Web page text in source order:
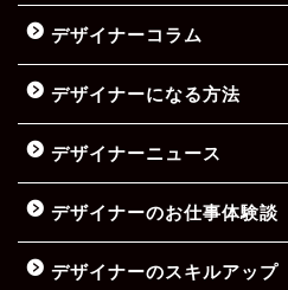
デザイナーコラム
デザイナーになる方法
デザイナーニュース
デザイナーのお仕事体験談
デザイナーのスキルアップ